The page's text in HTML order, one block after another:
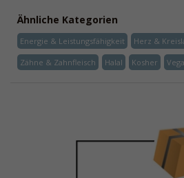
Ähnliche Kategorien
Energie & Leistungsfähigkeit Herz &
Zähne & Zahnfleisch Halal Kosher